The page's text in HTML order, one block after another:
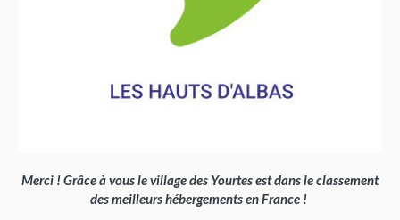
Merci ! Grâce à vous le village des Yourtes est dans le classement
des meilleurs hébergements en France !